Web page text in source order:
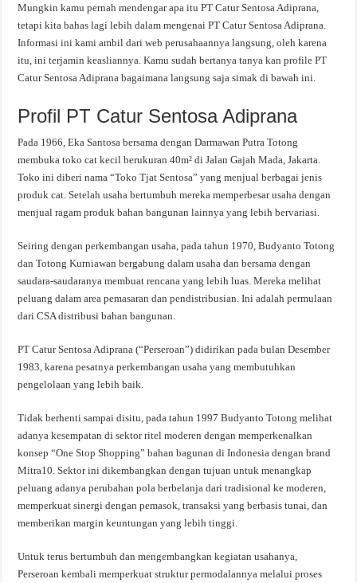
Mungkin kamu pernah mendengar apa itu PT Catur Sentosa Adiprana,
tetapi kita bahas lagi lebih dalam mengenai PT Catur Sentosa Adiprana.
Informasi ini kami ambil dari web perusahaannya langsung, oleh karena
itu, ini terjamin keasliannya. Kamu sudah bertanya tanya kan profile PT
Catur Sentosa Adiprana bagaimana langsung saja simak di bawah ini.
Profil PT Catur Sentosa Adiprana
Pada 1966, Eka Santosa bersama dengan Darmawan Putra Totong
membuka toko cat kecil berukuran 40m² di Jalan Gajah Mada, Jakarta.
Toko ini diberi nama “Toko Tjat Sentosa” yang menjual berbagai jenis
produk cat. Setelah usaha bertumbuh mereka memperbesar usaha dengan
menjual ragam produk bahan bangunan lainnya yang lebih bervariasi.
Seiring dengan perkembangan usaha, pada tahun 1970, Budyanto Totong
dan Totong Kurniawan bergabung dalam usaha dan bersama dengan
saudara-saudaranya membuat rencana yang lebih luas. Mereka melihat
peluang dalam area pemasaran dan pendistribusian. Ini adalah permulaan
dari CSA distribusi bahan bangunan.
PT Catur Sentosa Adiprana (“Perseroan”) didirikan pada bulan Desember
1983, karena pesatnya perkembangan usaha yang membutuhkan
pengelolaan yang lebih baik.
Tidak berhenti sampai disitu, pada tahun 1997 Budyanto Totong melihat
adanya kesempatan di sektor ritel moderen dengan memperkenalkan
konsep “One Stop Shopping” bahan bagunan di Indonesia dengan brand
Mitra10. Sektor ini dikembangkan dengan tujuan untuk menangkap
peluang adanya perubahan pola berbelanja dari tradisional ke moderen,
memperkuat sinergi dengan pemasok, transaksi yang berbasis tunai, dan
memberikan margin keuntungan yang lebih tinggi.
Untuk terus bertumbuh dan mengembangkan kegiatan usahanya,
Perseroan kembali memperkuat struktur permodalannya melalui proses